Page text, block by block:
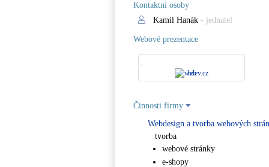
Kontaktní osoby
Kamil Hanák - jednatel
Webové prezentace
hdev.cz
Činnosti firmy
Webdesign a tvorba webových
tvorba
webové stránky
e-shopy